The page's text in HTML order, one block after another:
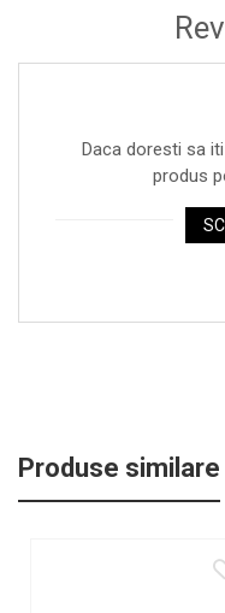
Casti Noise Cancelling
Idei de cadouri
Daca doresti sa
produs
Produse similare